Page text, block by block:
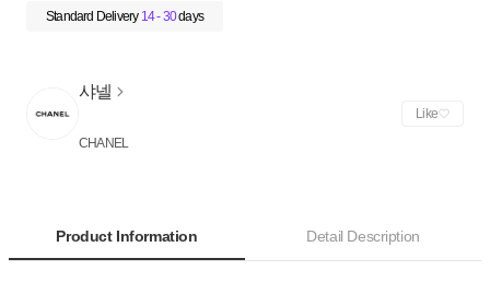
Standard Delivery 14 - 30days
샤넬
CHANEL
Like
Product Information Detail Description